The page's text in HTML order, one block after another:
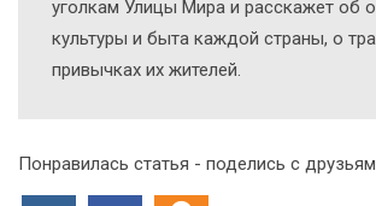
уголкам Улицы Мира и расскажет об
культуры и быта каждой страны, о
привычках их жителей.
Понравилась статья - поделись с